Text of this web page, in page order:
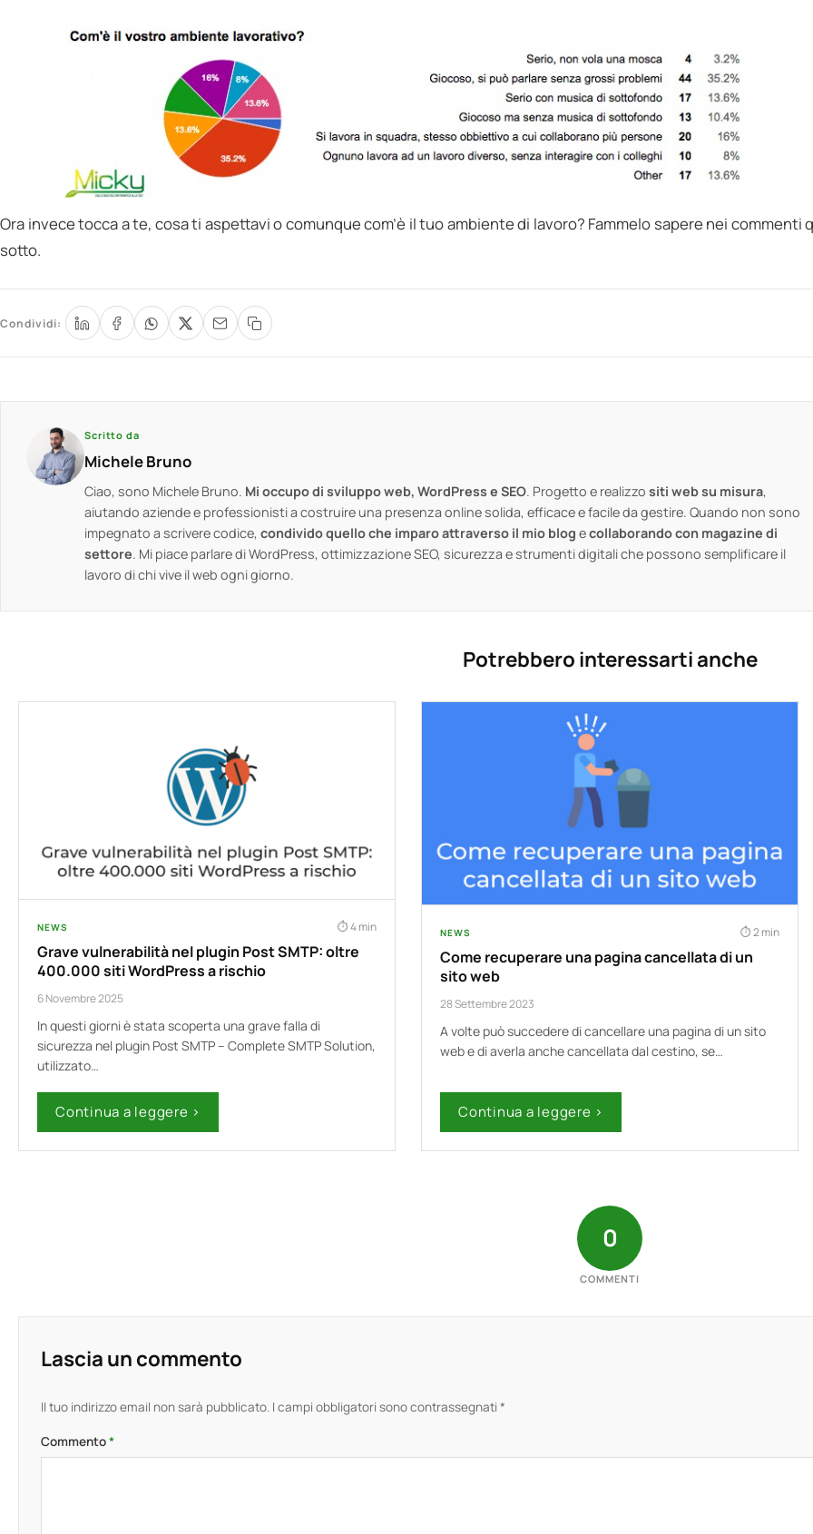
Ora invece tocca a te, cosa ti aspettavi o comunque com’è il tuo ambiente di lavoro? Fammelo sapere nei commenti
sotto.
Condividi:
Scritto da
Michele Bruno
Ciao, sono Michele Bruno. Mi occupo di sviluppo web, WordPress e SEO. Progetto e realizzo siti web su misura,
aiutando aziende e professionisti a costruire una presenza online solida, efficace e facile da gestire. Quando non sono
impegnato a scrivere codice, condivido quello che imparo attraverso il mio blog ecollaborando con magazine di
settore. Mi piace parlare di WordPress, ottimizzazione SEO, sicurezza e strumenti digitali che possono semplificare il
lavoro di chi vive il web ogni giorno.
Potrebbero interessarti anche
NEWS 4 min
Grave vulnerabilità nel plugin Post SMTP: oltre
400.000 siti WordPress a rischio
6 Novembre 2025
In questi giorni è stata scoperta una grave falla di
sicurezza nel plugin Post SMTP – Complete SMTP Solution,
utilizzato…
Continua a leggere ›
NEWS 2 min
Come recuperare una pagina cancellata di un
sito web
28 Settembre 2023
A volte può succedere di cancellare una pagina di un sito
web e di averla anche cancellata dal cestino, se…
Continua a leggere ›
0
COMMENTI
Lascia un commento
Il tuo indirizzo email non sarà pubblicato. I campi obbligatori sono contrassegnati *
Commento*